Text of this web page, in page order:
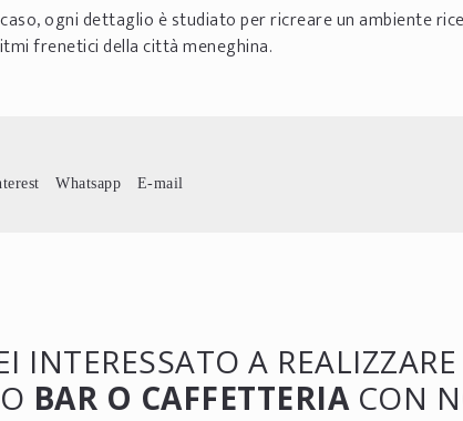
ogni dettaglio è studiato per ricreare un ambiente
frenetici della città meneghina.
Whatsapp E-mail
INTERESSATO A REALIZZARE
BAR O CAFFETTERIACON